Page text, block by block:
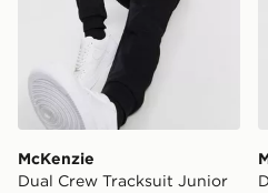
McKenzie
Dual Crew Tracksuit Junior